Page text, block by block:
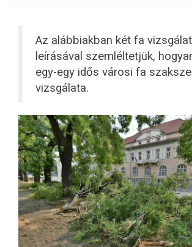
Az alábbiakban két fa
leírásával szemléltetjük,
egy-egy idős városi fa
vizsgálata.